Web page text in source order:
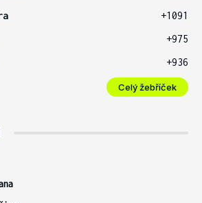
+1091
+975
+936
Celý žebříček